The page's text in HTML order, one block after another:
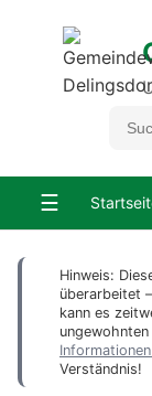
☰
Hinweis:
überarbeitet
kann es
Verständnis!